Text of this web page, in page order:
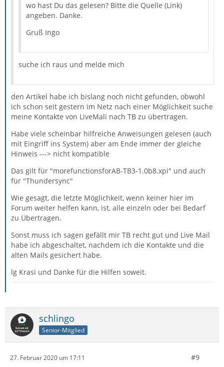
wo hast Du das gelesen? Bitte die Quelle (Link)
angeben. Danke.
Gruß Ingo
suche ich raus und melde mich
den Artikel habe ich bislang noch nicht gefunden, obwohl
ich schon seit gestern im Netz nach einer Möglichkeit suche
meine Kontakte von LiveMali nach TB zu übertragen.
Habe viele scheinbar hilfreiche Anweisungen gelesen (auch
mit Eingriff ins System) aber am Ende immer der gleiche
Hinweis ---> nicht kompatible
Das gilt für "morefunctionsforAB-TB3-1.0b8.xpi" und auch
für "Thundersync"
Wie gesagt, die letzte Möglichkeit, wenn keiner hier im
Forum weiter helfen kann, ist, alle einzeln oder bei Bedarf
zu Übertragen.
Sonst muss ich sagen gefällt mir TB recht gut und Live Mail
habe ich abgeschaltet, nachdem ich die Kontakte und die
alten Mails gesichert habe.
lg Krasi und Danke für die Hilfen soweit.
schlingo
Senior-Mitglied
27. Februar 2020 um 17:11 #9